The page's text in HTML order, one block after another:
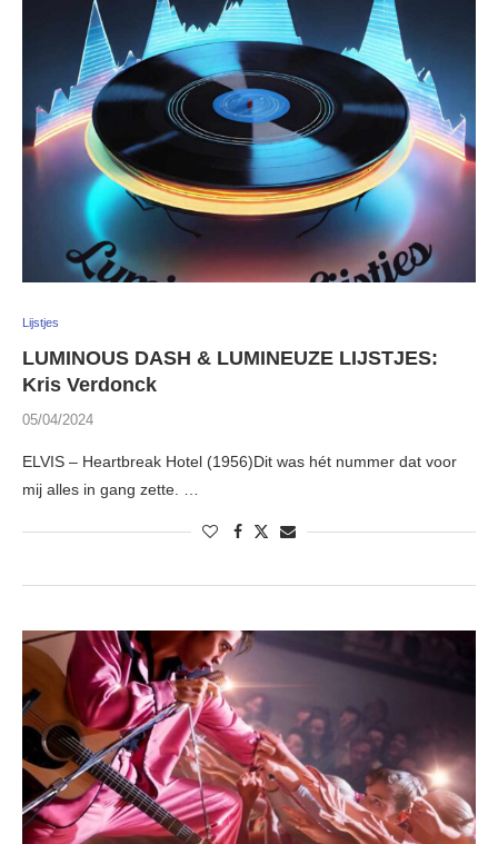
Lijstjes
LUMINOUS DASH & LUMINEUZE LIJSTJES:
Kris Verdonck
05/04/2024
ELVIS – Heartbreak Hotel (1956)Dit was hét nummer dat voor
mij alles in gang zette. …